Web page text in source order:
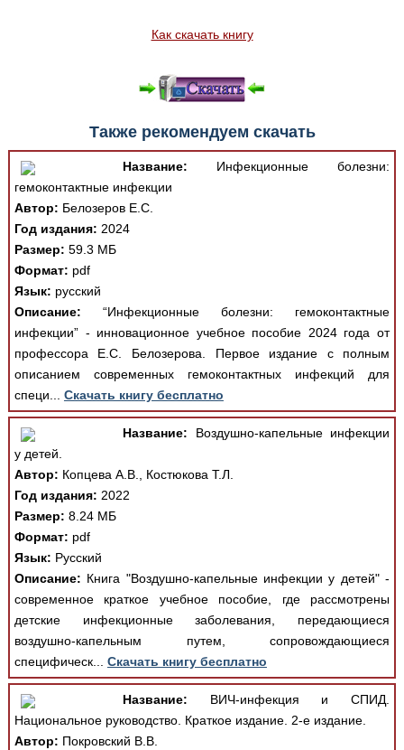
Как скачать книгу
Также рекомендуем скачать
Название: Инфекционные болезни:
гемоконтактные инфекции
Автор: Белозеров Е.С.
Год издания: 2024
Размер: 59.3 МБ
Формат: pdf
Язык: русский
Описание: “Инфекционные болезни: гемоконтактные
инфекции” - инновационное учебное пособие 2024 года от
профессора Е.С. Белозерова. Первое издание с полным
описанием современных гемоконтактных инфекций для
специ... Скачать книгу бесплатно
Название: Воздушно-капельные инфекции
у детей.
Автор: Копцева А.В., Костюкова Т.Л.
Год издания: 2022
Размер: 8.24 МБ
Формат: pdf
Язык: Русский
Описание: Книга "Воздушно-капельные инфекции у детей" -
современное краткое учебное пособие, где рассмотрены
детские инфекционные заболевания, передающиеся
воздушно-капельным путем, сопровождающиеся
специфическ... Скачать книгу бесплатно
Название: ВИЧ-инфекция и СПИД.
Национальное руководство. Краткое издание. 2-е издание.
Автор: Покровский В.В.